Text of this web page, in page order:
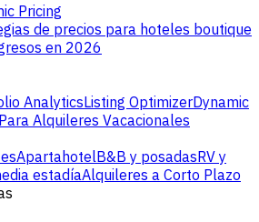
Pricing
de precios para hoteles boutique
en 2026
AnalyticsListing OptimizerDynamic
Alquileres Vacacionales
ApartahotelB&B y posadasRV y
estadíaAlquileres a Corto Plazo